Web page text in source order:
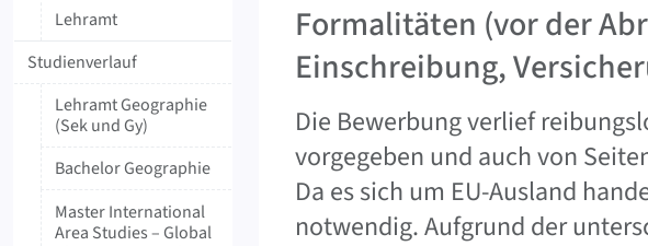
Formalitäten (vor der
Einschreibung,
Die Bewerbung verlief
vorgegeben und auch von
Da es sich um EU-Ausland
notwendig. Aufgrund der
Lehramt
Studienverlauf
Lehramt Geographie
(Sek und Gy)
Bachelor Geographie
Master International
Area Studies – Global